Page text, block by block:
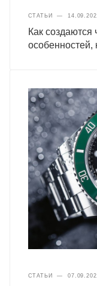
СТАТЬИ —
Как
особенностей,
СТАТЬИ —